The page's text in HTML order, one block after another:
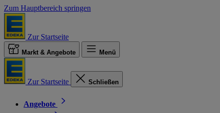
Zum Hauptbereich springen
Zur Startseite
Markt & Angebote Menü
Zur Startseite Schließen
Angebote